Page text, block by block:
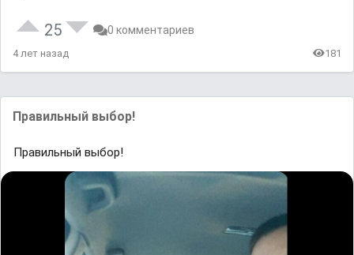
25 0 комментариев
4 лет назад 181
Правильный выбор!
Правильный выбор!